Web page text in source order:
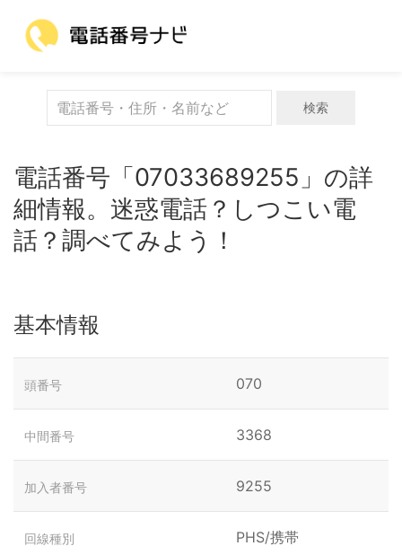
検索
電話番号「07033689255」の詳
細情報。迷惑電話？しつこい電
話？調べてみよう！
基本情報
頭番号 070
中間番号 3368
加入者番号 9255
回線種別 PHS/携帯